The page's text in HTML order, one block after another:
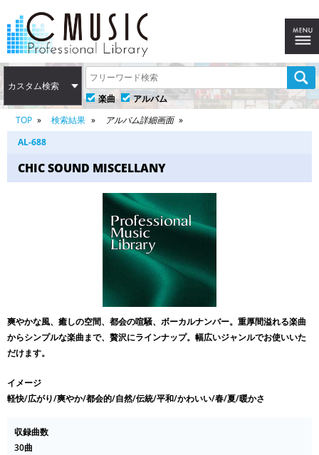
カスタム検索
楽曲
アルバム
TOP
検索結果
アルバム詳細画面
AL-688
CHIC SOUND MISCELLANY
爽やかな風、癒しの空間、都会の喧騒、ボーカルナンバー。重厚間溢れる楽曲
からシンプルな楽曲まで、贅沢にラインナップ。幅広いジャンルでお使いいた
だけます。
イメージ
軽快/広がり/爽やか/都会的/自然/伝統/平和/かわいい/春/夏/暖かさ
収録曲数
30曲